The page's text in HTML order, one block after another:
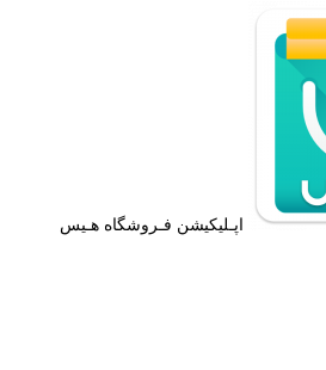
اپـلیکیشن فـروشگاه هـیس